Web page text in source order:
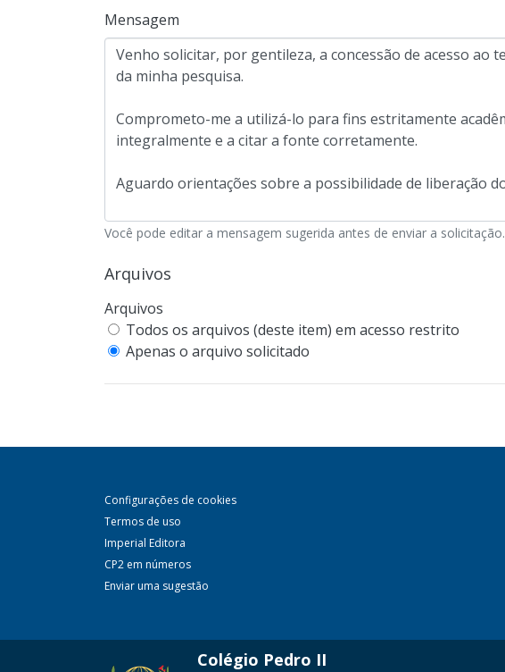
Mensagem
Você pode editar a mensagem sugerida antes de enviar a solicitação.
Arquivos
Arquivos
Todos os arquivos (deste item) em acesso restrito
Apenas o arquivo solicitado
Configurações de cookies
Termos de uso
Imperial Editora
CP2 em números
Enviar uma sugestão
Colégio Pedro II